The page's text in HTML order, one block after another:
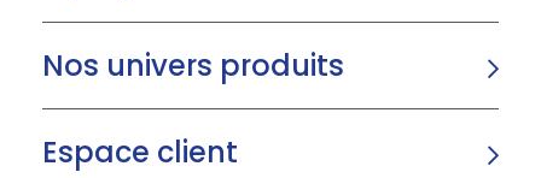
Nos univers produits
Espace client